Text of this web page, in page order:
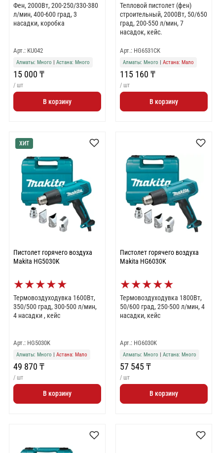
Фен, 2000Вт, 200-250/330-380
л/мин, 400-600 град, 3
насадки, коробка
Арт.: KU042
Алматы: Много Астана: Много
15 000 ₸
/ шт
В корзину
Тепловой пистолет (фен)
строительный, 2000Вт, 50/650
град, 200-550 л/мин, 7
насадок, кейс.
Арт.: HG6531CK
Алматы: Много Астана: Мало
115 160 ₸
/ шт
В корзину
ХИТ
Пистолет горячего воздуха
Makita HG5030K
★★★★★
Термовоздуходувка 1600Вт,
350/500 град, 300-500 л/мин,
4 насадки , кейс
Арт.: HG5030K
Алматы: Много | Астана: Мало
49 870 ₸
/ шт
В корзину
Пистолет горячего воздуха
Makita HG6030K
★★★★★
Термовоздуходувка 1800Вт,
50/600 град, 250-500 л/мин, 4
насадки, кейс
Арт.: HG6030K
Алматы: Много | Астана: Много
57 545 ₸
/ шт
В корзину